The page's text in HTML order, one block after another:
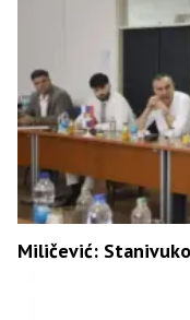
Miličević: